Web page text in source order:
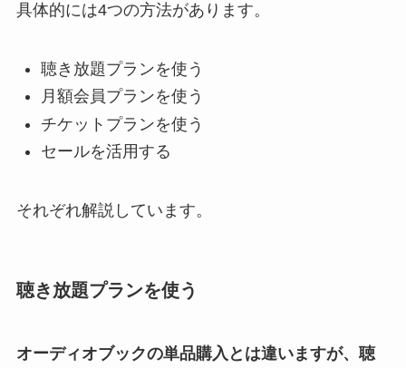
具体的には4つの方法があります。
聴き放題プランを使う
月額会員プランを使う
チケットプランを使う
セールを活用する
それぞれ解説しています。
聴き放題プランを使う
オーディオブックの単品購入とは違いますが、聴